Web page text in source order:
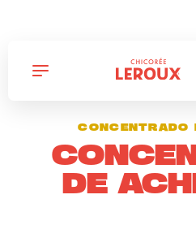
CONCENTRADO
DE